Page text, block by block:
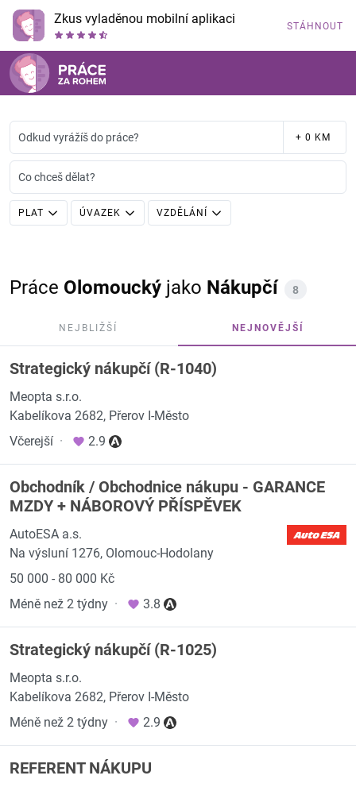
Zkus vyladěnou mobilní aplikaci STÁHNOUT
Odkud vyrážíš do práce? + 0 KM
Co chceš dělat?
PLAT ÚVAZEK VZDĚLÁNÍ
Práce Olomoucký jako Nákupčí 8
NEJBLIŽŠÍ NEJNOVĚJŠÍ
Strategický nákupčí (R-1040)
Meopta s.r.o.
Kabelíkova 2682, Přerov I-Město
Včerejší · 2.9
Obchodník / Obchodnice nákupu - GARANCE
MZDY + NÁBOROVÝ PŘÍSPĚVEK
AutoESA a.s.
Na výsluní 1276, Olomouc-Hodolany
50 000 - 80 000 Kč
Méně než 2 týdny · 3.8
Strategický nákupčí (R-1025)
Meopta s.r.o.
Kabelíkova 2682, Přerov I-Město
Méně než 2 týdny · 2.9
REFERENT NÁKUPU